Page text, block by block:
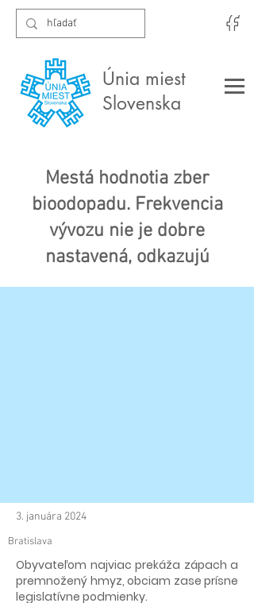
Únia miest
Slovenska
3. januára 2024
Bratislava
Obyvateľom najviac prekáža zápach a
premnožený hmyz, obciam zase prísne
legislatívne podmienky.
Mestá hodnotia zber
bioodopadu. Frekvencia
vývozu nie je dobre
nastavená, odkazujú